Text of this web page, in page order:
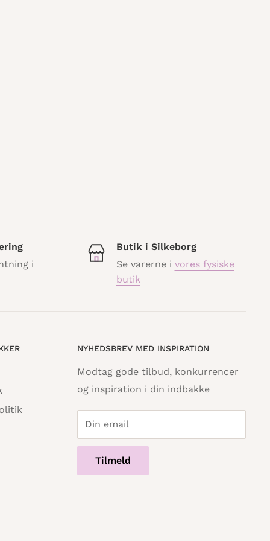
i
Butik i Silkeborg
Se varerne i vores fysiske
butik
NYHEDSBREV MED INSPIRATION
Modtag gode tilbud, konkurrencer
og inspiration i din indbakke
Din email
Tilmeld